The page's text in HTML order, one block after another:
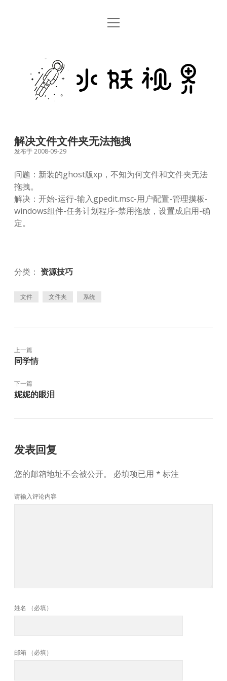
首页
关于
open
妖
视
解决文件文件夹无法拖拽
发布于 2008-09-29
问题：新装的ghost版xp，不知为何文件和文件夹无法
拖拽。
解决：开始-运行-输入gpedit.msc-用户配置-管理摸板-
windows组件-任务计划程序-禁用拖放，设置成启用-确
定。
分类： 资源技巧
文件 文件夹 系统
上一篇
同学情
下一篇
妮妮的眼泪
发表回复
您的邮箱地址不会被公开。 必填项已用 * 标注
请输入评论内容
姓名 （必填）
邮箱 （必填）